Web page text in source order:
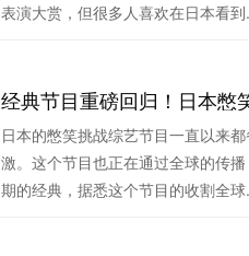
表演大赏，但很多人喜欢在日本看到
经典节目重磅回归！日本憋
日本的憋笑挑战综艺节目一直以来
激。这个节目也正在通过全球的传
期的经典，据悉这个节目的收割全球